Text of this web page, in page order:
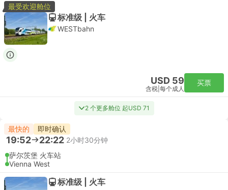
最受欢迎舱位
标准级 | 火车
WESTbahn
USD 59
含税 每个成人
买票
2 个更多舱位 起USD 71
最快的 即时确认
19:52 22:22 2小时30分钟
萨尔茨堡 火车站
Vienna West
标准级 | 火车